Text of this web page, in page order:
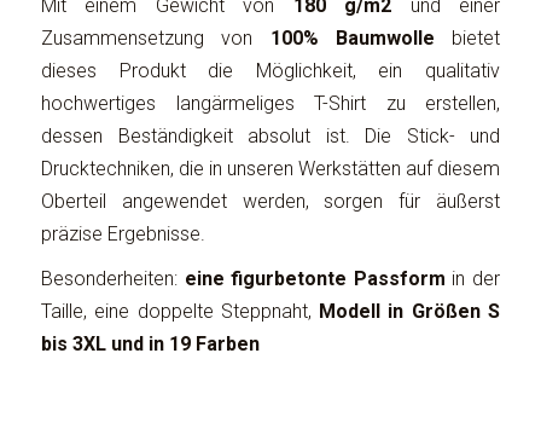
Mit einem Gewicht von 180 g/m2 und einer
Zusammensetzung von 100% Baumwolle bietet
dieses Produkt die Möglichkeit, ein qualitativ
hochwertiges langärmeliges T-Shirt zu erstellen,
dessen Beständigkeit absolut ist. Die Stick- und
Drucktechniken, die in unseren Werkstätten auf diesem
Oberteil angewendet werden, sorgen für äußerst
präzise Ergebnisse.
Besonderheiten: eine figurbetonte Passform in der
Taille, eine doppelte Steppnaht, Modell in Größen S
bis 3XL und in 19 Farben